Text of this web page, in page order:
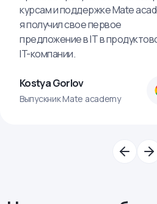
курсам и поддержке Mate
я получил свое первое
предложение в IT в
IT-компании.
Kostya Gorlov
Выпускник Mate academy